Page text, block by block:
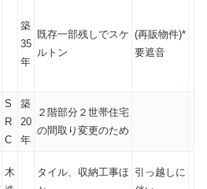
築
35
年
既存一部残しでスケ
ルトン
(再販物件)*
要遮音
S
R
C
築
20
年
２階部分２世帯住宅
の間取り変更のため
木
タイル、収納工事ほ 引っ越しに